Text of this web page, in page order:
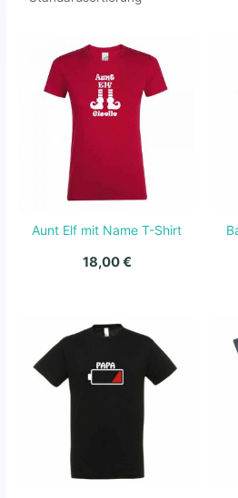
Aunt Elf mit Name T-Shirt
18,00€